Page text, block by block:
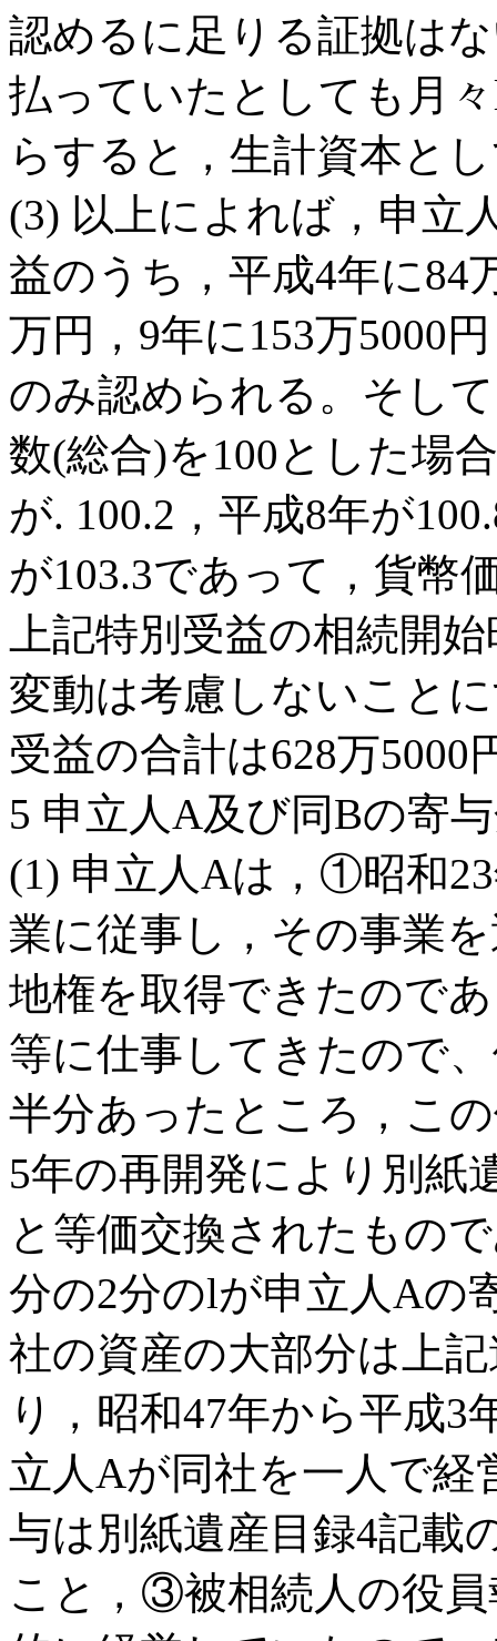
認めるに足りる証拠は
払っていたとしても月
らすると，生計資本と
(3) 以上によれば，申立
益のうち，平成4年に84
万円，9年に153万5000
のみ認められる。そし
数(総合)を100とした場
が. 100.2，平成8年が
が103.3であって，貨幣
上記特別受益の相続開
変動は考慮しないこと
受益の合計は628万5000
5 申立人A及び同Bの寄
(1) 申立人Aは，①昭和
業に従事し，その事業
地権を取得できたので
等に仕事してきたので
半分あったところ，こ
5年の再開発により別紙
と等価交換されたもの
分の2分のlが申立人Aの
社の資産の大部分は上
り，昭和47年から平成
立人Aが同社を一人で
与は別紙遺産目録4記載
こと，③被相続人の役